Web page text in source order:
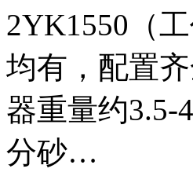
2YK1550（
均有，配置
器重量约3.5-
分砂…